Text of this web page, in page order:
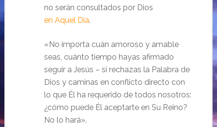
no serán consultados por Dios
en Aquel Día.
«No importa cuán amoroso y amable
seas, cuánto tiempo hayas afirmado
seguir a Jesús – si rechazas la Palabra de
Dios y caminas en conflicto directo con
lo que Él ha requerido de todos nosotros:
¿cómo puede Él aceptarte en Su Reino?
No lo hará».